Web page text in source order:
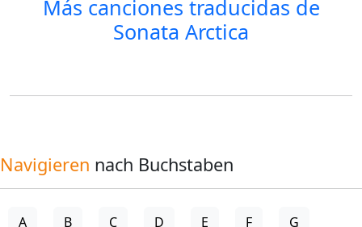
Más canciones traducidas de
Sonata Arctica
Navigieren nach Buchstaben
A B C D E F G